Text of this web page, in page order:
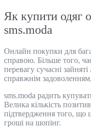
Як купити одяг
sms.moda
Онлайн покупки для
справою. Більше того,
перевагу сучасні
справжнім
sms.moda радить
Велика кількість
підтвердження того, що
гроші на шопінг.